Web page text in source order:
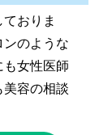
おりま
のような
女性医師
美容の相談